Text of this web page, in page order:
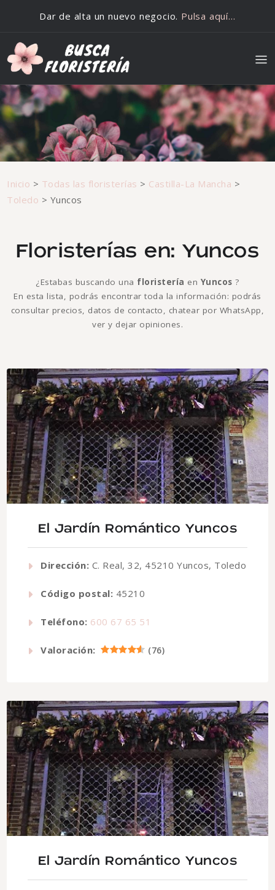
Dar de alta un nuevo negocio. Pulsa aquí…
Inicio > Todas las floristerías > Castilla-La Mancha >
Toledo > Yuncos
Floristerías en: Yuncos
¿Estabas buscando una floristería en Yuncos?
En esta lista, podrás encontrar toda la información: podrás
consultar precios, datos de contacto, chatear por WhatsApp,
ver y dejar opiniones.
El Jardín Romántico Yuncos
Dirección: C. Real, 32, 45210 Yuncos, Toledo
Código postal: 45210
Teléfono: 600 67 65 51
Valoración: (76)
El Jardín Romántico Yuncos